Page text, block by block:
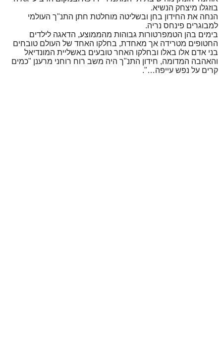
בוזגלו מיצחק הנשיא.
הנחה את החידון בחן ובשליטה מוחלטת חתן התנ"ך העולמי
למבוגרים פינחס נריה.
בימים בהן הטמפרטורות גבוהות מהממוצע, הדאגה לילדים
החטופים מטרידה אך מאחדת, בחלקו האחד של העולם טובחים
בני אדם אלו באלו ובחלקו האחר טובעים באשליית המונדיאל
והאהבה המדומה, חידון התנ"ך היה משב רוח רוחני מרענן "כמים
קרים על נפש עייפה…".